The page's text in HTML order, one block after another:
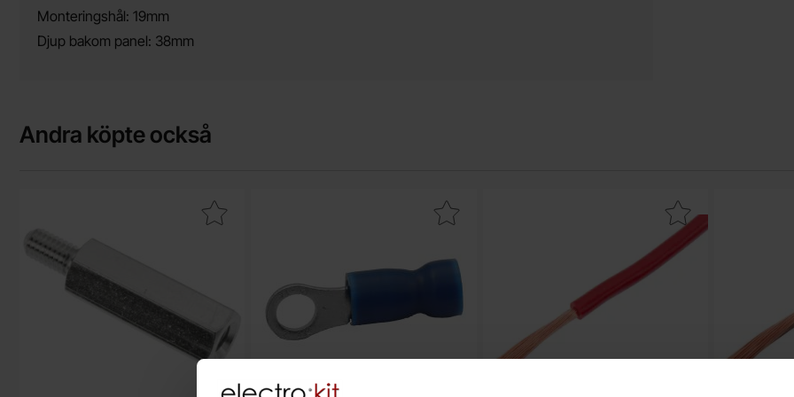
Monteringshål: 19mm
Djup bakom panel: 38mm
Andra köpte också
Makera distansskruv M4 20mm som favoritMakera ringkabelsko 4.3mm blå som favoritMakera kopplingskabel RKUB 1.5mm² röd 60V